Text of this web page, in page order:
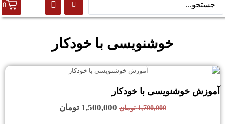
0
خوشنویسی با خودکار
آموزش خوشنویسی با خودکار
1,700,000 تومان 1,500,000 تومان